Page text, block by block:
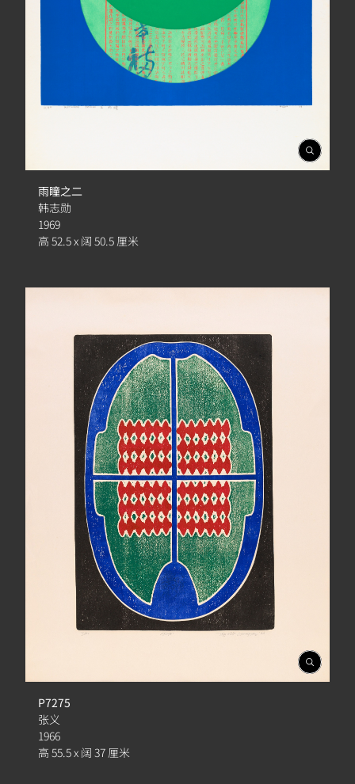
開
啟
雨瞳之二
韩志勋
1969
高 52.5 x 阔 50.5 厘米
開
啟
P7275
张义
1966
高 55.5 x 阔 37 厘米